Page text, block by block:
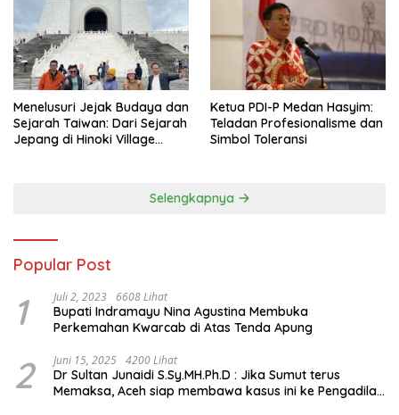
Menelusuri Jejak Budaya dan
Sejarah Taiwan: Dari Sejarah
Jepang di Hinoki Village
Ketua PDI-P Medan Hasyim:
Teladan Profesionalisme dan
Simbol Toleransi
Selengkapnya
Popular Post
1 Juli 2, 2023 6608 Lihat
Bupati Indramayu Nina Agustina Membuka
Perkemahan Kwarcab di Atas Tenda Apung
2 Juni 15, 2025 4200 Lihat
Dr Sultan Junaidi S.Sy.MH.Ph.D : Jika Sumut terus
Memaksa, Aceh siap membawa kasus ini ke Pengadilan